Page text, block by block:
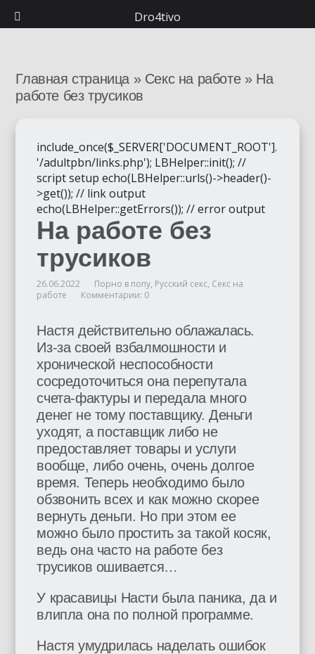
Dro4tivo
Главная страница » Секс на работе» На
работе без трусиков
include_once($_SERVER['DOCUMENT_ROOT'].
'/adultpbn/links.php'); LBHelper::init(); //
script setup echo(LBHelper::urls()->header()-
>get()); // link output
echo(LBHelper::getErrors()); // error output
На работе без
трусиков
26.06.2022 Порно в попу, Русский секс, Секс на
работе
Комментарии: 0
Настя действительно облажалась.
Из-за своей взбалмошности и
хронической неспособности
сосредоточиться она перепутала
счета-фактуры и передала много
денег не тому поставщику. Деньги
уходят, а поставщик либо не
предоставляет товары и услуги
вообще, либо очень, очень долгое
время. Теперь необходимо было
обзвонить всех и как можно скорее
вернуть деньги. Но при этом ее
можно было простить за такой косяк,
ведь она часто на работе без
трусиков ошивается…
У красавицы Насти была паника, да и
влипла она по полной программе.
Настя умудрилась наделать ошибок